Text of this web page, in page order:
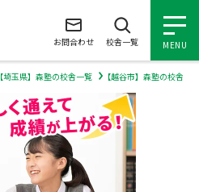
MENU
お問合わせ 校舎一覧
【埼玉県】森塾の校舎一覧 【越谷市】森塾の校舎一覧